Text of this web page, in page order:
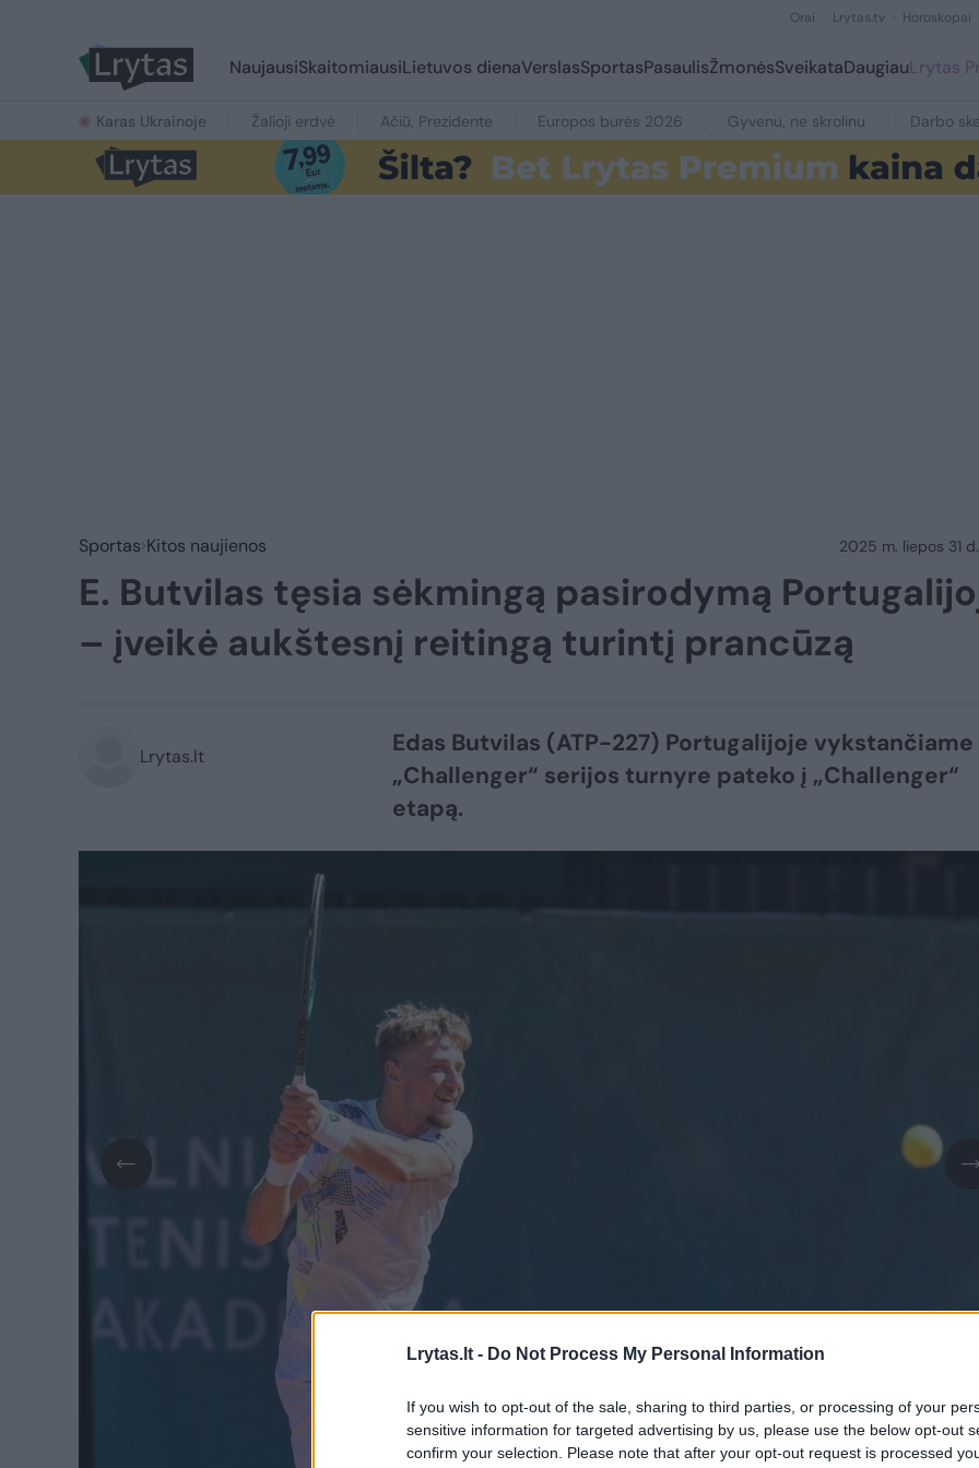
Lrytas.lt - Do Not Process My Personal Information
If you wish to opt-out of the sale, sharing to third parties, or processing of your
sensitive information for targeted advertising by us, please use the below opt-out
confirm your selection. Please note that after your opt-out request is processed
Orai Lrytas.tv Horoskopai
NaujausiSkaitomiausiLietuvos dienaVerslasSportasPasaulisŽmonėsSveikataDaugiauLrytas
Karas Ukrainoje Žalioji erdvė Ačiū, Prezidente Europos burės 2026 Gyvenu, ne skrolinu Darbo
Sportas Kitos naujienos 2025 m. liepos 31
E. Butvilas tęsia sėkmingą pasirodymą
– įveikė aukštesnį reitingą turintį prancūzą
Lrytas.lt
Edas Butvilas (ATP-227) Portugalijoje vykstančiame
„Challenger“ serijos turnyre pateko į „Challenger“
etapą.
Daugiau nuotraukų (1)